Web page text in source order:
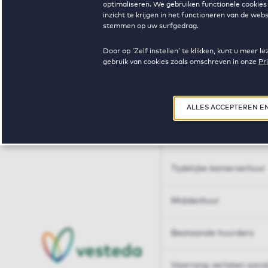
optimaliseren. We gebruiken functionele
inzicht te krijgen in het functioneren van de
stemmen op uw surfgedrag.
Door op ‘Zelf instellen’ te klikken, kunt u meer
gebruik van cookies zoals omschreven in onze
ALLES ACCEPTEREN
Huren op maat
Tijdelijke kamerverhuur
Middenhuur
Bestaande huurders
Voorrang verlaten